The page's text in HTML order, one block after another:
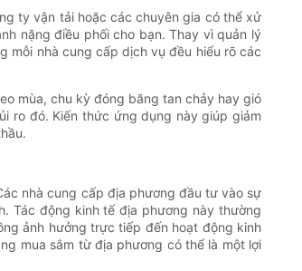
ty vận tải hoặc các chuyên gia có thể xử
nặng điều phối cho bạn. Thay vì quản lý
mỗi nhà cung cấp dịch vụ đều hiểu rõ các
mùa, chu kỳ đóng băng tan chảy hay gió
ro đó. Kiến thức ứng dụng này giúp giảm
nhà cung cấp địa phương đầu tư vào sự
Tác động kinh tế địa phương này thường
ảnh hưởng trực tiếp đến hoạt động kinh
mua sắm từ địa phương có thể là một lợi